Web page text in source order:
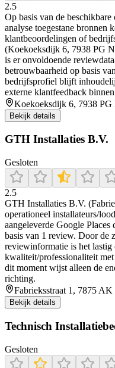
2.5
Op basis van de
analyse toegestane bronnen
klantbeoordelingen of
(Koekoeksdijk 6, 7938 PG
is er onvoldoende
betrouwbaarheid op basis
bedrijfsprofiel blijft
externe klantfeedback
Koekoeksdijk 6, 7938
Bekijk details
GTH Installaties B.V.
Gesloten
2.5
GTH Installaties B.V.
operationeel installateurs/
aangeleverde Google Places
basis van 1 review. Door de
reviewinformatie is het lastig
kwaliteit/professionaliteit
dit moment wijst alleen de
richting.
Fabrieksstraat 1, 7875
Bekijk details
Technisch
Gesloten